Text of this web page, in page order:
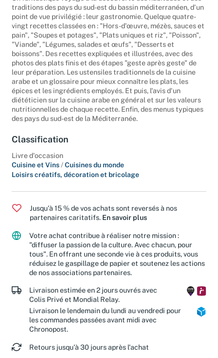
Un fantastique voyage à la découverte des habitudes et des
traditions des pays du sud-est du bassin méditerranéen, d'un
point de vue privilégié : leur gastronomie. Quelque quatre-
vingt recettes classées en : "Hors-d'œuvre, mézès, sauces et
pain", "Soupes et potages", "Plats uniques et riz", "Poisson",
"Viande", "Légumes, salades et œufs", "Desserts et
boissons". Des recettes expliquées et illustrées, avec des
photos des plats finis et des étapes "geste après geste" de
leur préparation. Les ustensiles traditionnels de la cuisine
arabe et un glossaire pour mieux connaître les plats, les
épices et les ingrédients employés. Et puis, l'avis d'un
diététicien sur la cuisine arabe en général et sur les valeurs
nutritionnelles de chaque recette. Enfin, des menus typiques
des pays du sud-est de la Méditerranée.
Classification
Livre d'occasion
Cuisine et Vins
Cuisines du monde
Jusqu'à 15 % de vos achats sont reversés à nos
partenaires caritatifs.
En savoir plus
Votre achat contribue à réaliser notre mission :
"diffuser la passion de la culture. Avec chacun, pour
tous". En offrant une seconde vie à ces produits, vous
réduisez le gaspillage de papier et soutenez les actions
de nos associations partenaires.
Livraison estimée en 2 jours ouvrés avec
Colis Privé et Mondial Relay.
Livraison le lendemain du lundi au vendredi pour
les commandes passées avant midi avec
Retours jusqu'à 30 jours après l'achat